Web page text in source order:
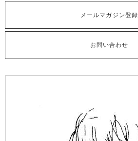
メールマガジン登録
お問い合わせ